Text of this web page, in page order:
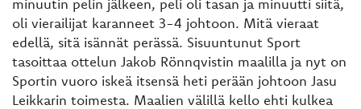
oli vierailijat karanneet 3-4 johtoon. Mitä vieraat
edellä, sitä isännät perässä. Sisuuntunut Sport
tasoittaa ottelun Jakob Rönnqvistin maalilla ja nyt on
Sportin vuoro iskeä itsensä heti perään johtoon Jasu
Leikkarin toimesta. Maalien välillä kello ehti kulkea